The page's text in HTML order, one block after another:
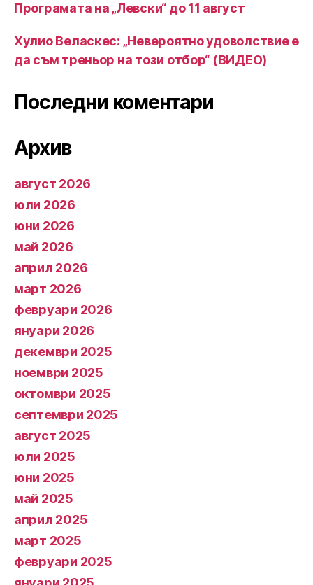
Програмата на „Левски“ до 11 август
Хулио Веласкес: „Невероятно удоволствие е
да съм треньор на този отбор“ (ВИДЕО)
Последни коментари
Архив
август 2026
юли 2026
юни 2026
май 2026
април 2026
март 2026
февруари 2026
януари 2026
декември 2025
ноември 2025
октомври 2025
септември 2025
август 2025
юли 2025
юни 2025
май 2025
април 2025
март 2025
февруари 2025